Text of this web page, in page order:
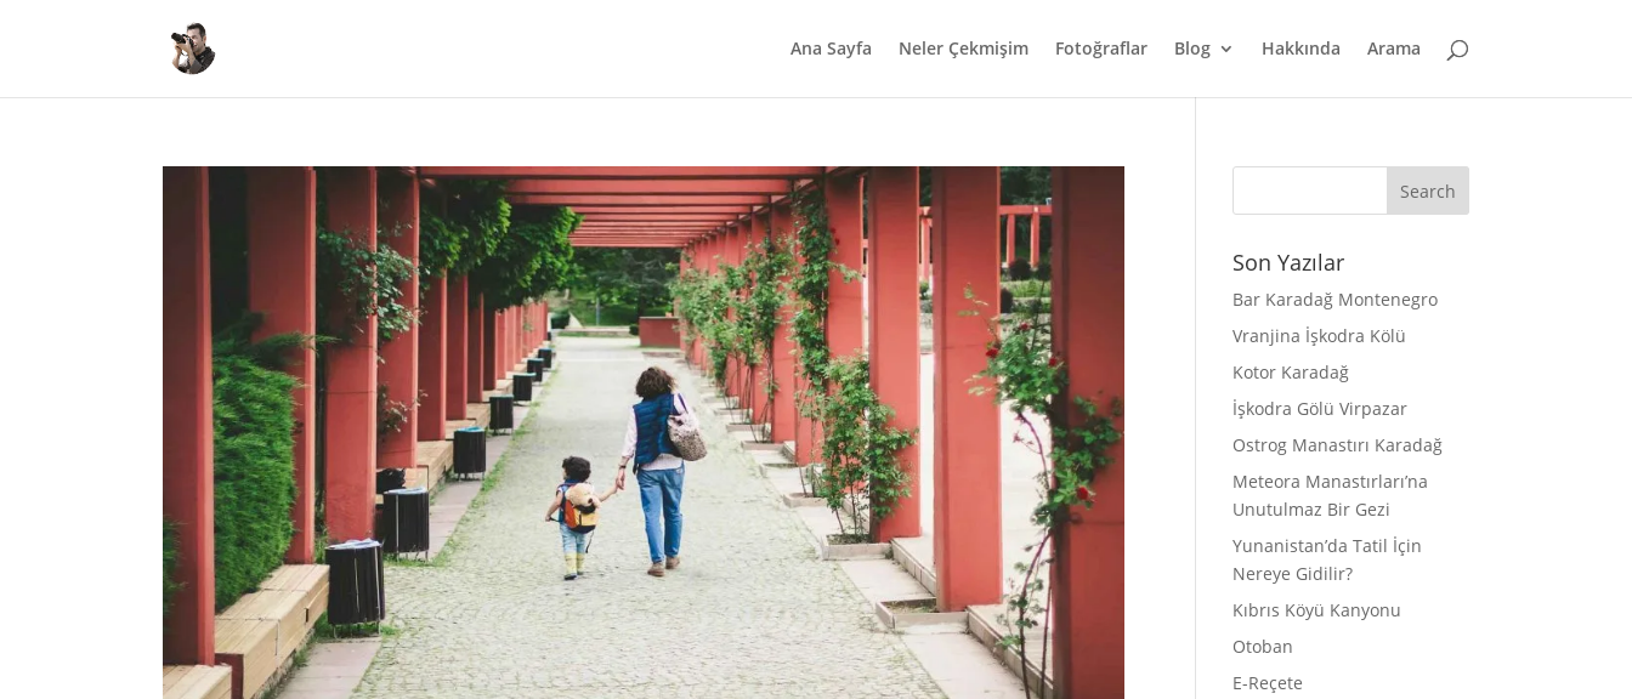
Ana Sayfa Neler Çekmişim Fotoğraflar Blog Hakkında Arama
Son Yazılar
Bar Karadağ Montenegro
Vranjina İşkodra Kölü
Kotor Karadağ
İşkodra Gölü Virpazar
Ostrog Manastırı Karadağ
Meteora Manastırları’na
Unutulmaz Bir Gezi
Yunanistan’da Tatil İçin
Nereye Gidilir?
Kıbrıs Köyü Kanyonu
Otoban
E-Reçete